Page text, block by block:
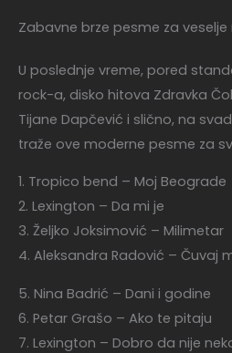
Zabavne brze pesme za
U poslednje vreme, pored
rock-a, disko hitova Zdravka
Tijane Dapčević i slično, na
traže ove moderne pesme za
1. Tropico bend – Moj Beograde
2. Lexington – Da mi je
3. Željko Joksimović – Milimetar
4. Aleksandra Radović – Čuvaj
5. Nina Badrić – Dani i godine
6. Petar Grašo – Ako te pitaju
7. Lexington – Dobro da nije